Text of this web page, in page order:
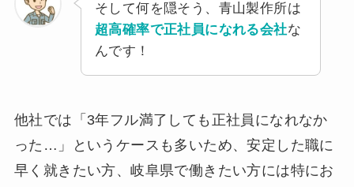
そして何を隠そう、青山製作所は
超高確率で正社員になれる会社な
んです！
他社では「3年フル満了しても正社員になれなか
った…」というケースも多いため、安定した職に
早く就きたい方、岐阜県で働きたい方には特にお